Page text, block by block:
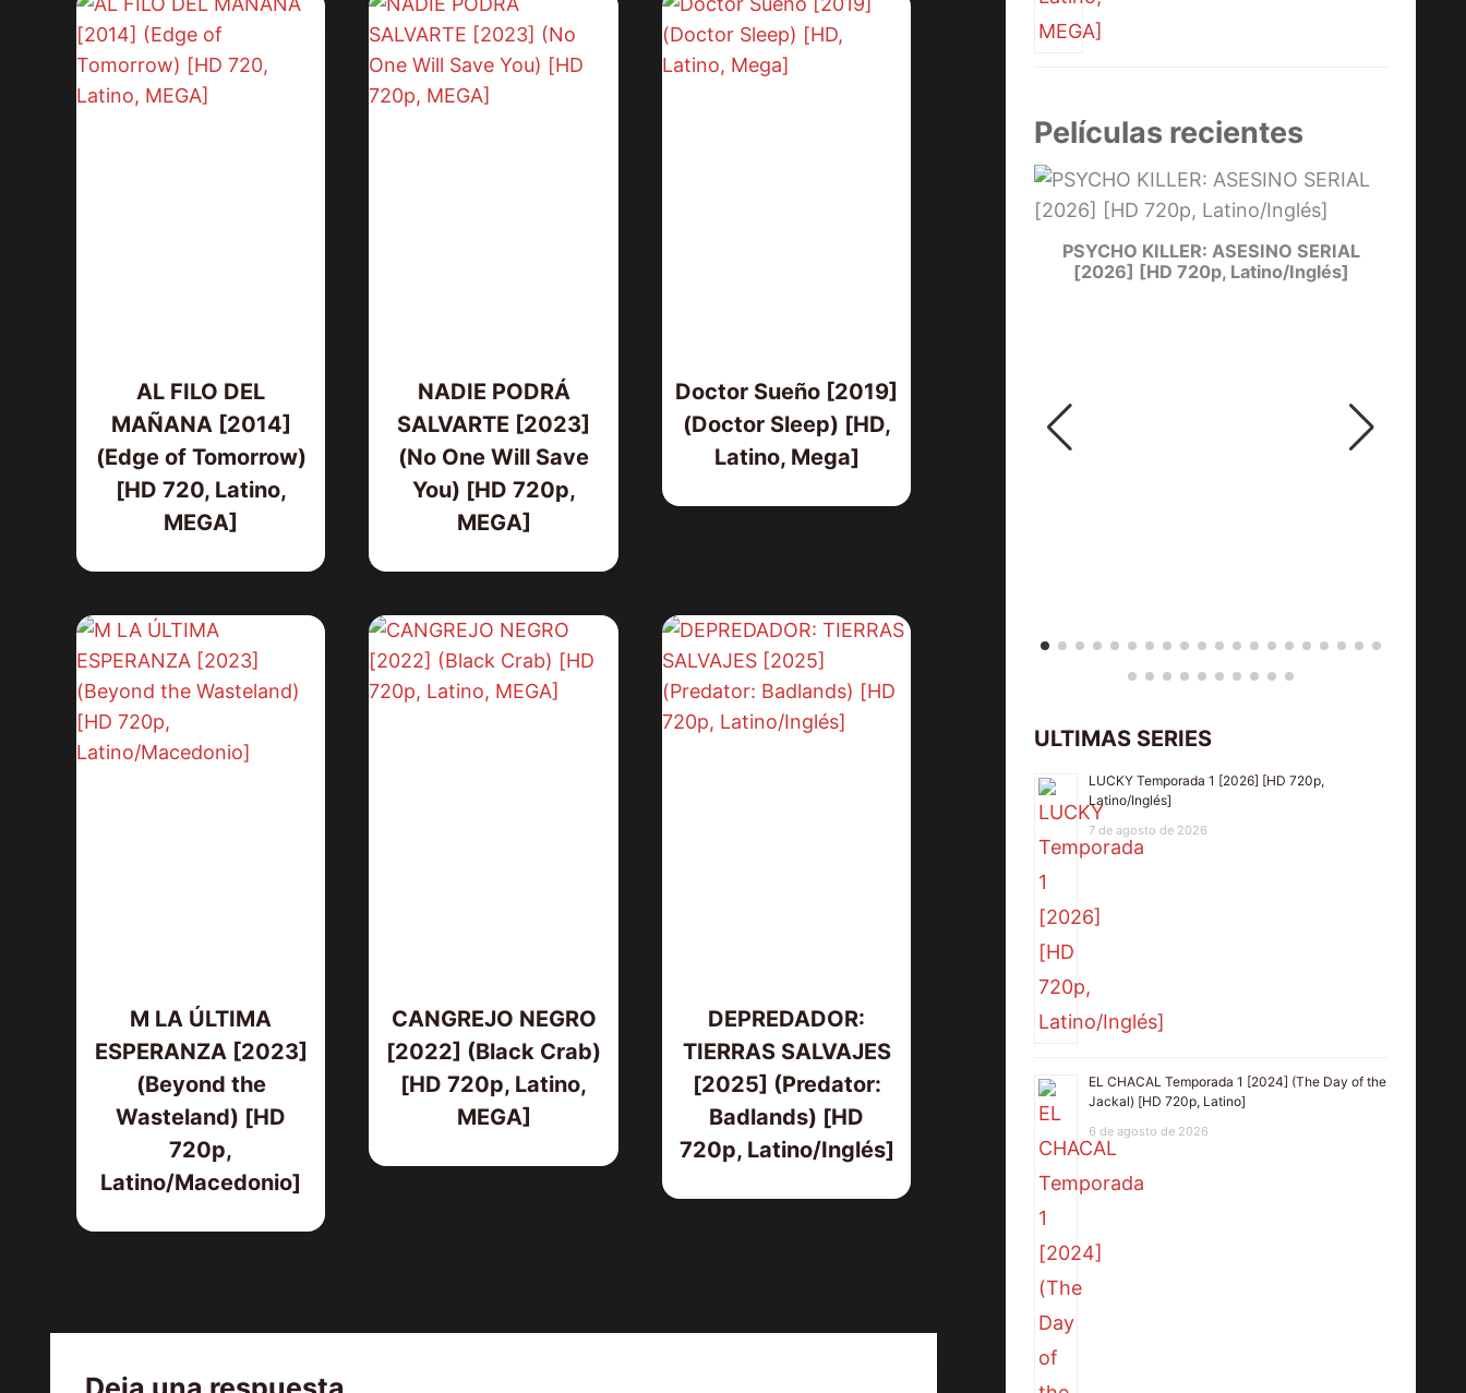
AL FILO DEL
MAÑANA [2014]
(Edge of Tomorrow)
[HD 720, Latino,
MEGA]
NADIE PODRÁ
SALVARTE [2023]
(No One Will Save
You) [HD 720p,
MEGA]
Doctor Sueño [2019]
(Doctor Sleep) [HD,
Latino, Mega]
M LA ÚLTIMA
ESPERANZA [2023]
(Beyond the
Wasteland) [HD
720p,
Latino/Macedonio]
CANGREJO NEGRO
[2022] (Black Crab)
[HD 720p, Latino,
MEGA]
DEPREDADOR:
TIERRAS SALVAJES
[2025] (Predator:
Badlands) [HD
720p, Latino/Inglés]
Películas recientes
PSYCHO KILLER: ASESINO SERIAL
[2026] [HD 720p, Latino/Inglés]
ULTIMAS SERIES
LUCKY Temporada 1 [2026] [HD 720p,
Latino/Inglés]
7 de agosto de 2026
EL CHACAL Temporada 1 [2024] (The Day of the
Jackal) [HD 720p, Latino]
6 de agosto de 2026